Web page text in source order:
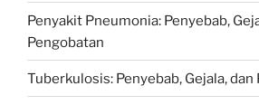
Penyakit Pneumonia: Penyebab,
Pengobatan
Tuberkulosis: Penyebab, Gejala, dan